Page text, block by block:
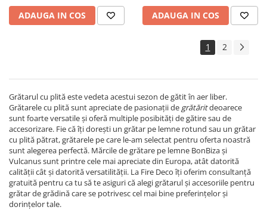
ADAUGA IN COS ADAUGA IN COS
1 2
Grătarul cu plită este vedeta acestui sezon de gătit în aer liber.
Grătarele cu plită sunt apreciate de pasionații de grătăritdeoarece
sunt foarte versatile și oferă multiple posibități de gătire sau de
accesorizare. Fie că îți dorești un grătar pe lemne rotund sau un grătar
cu plită pătrat, grătarele pe care le-am selectat pentru oferta noastră
sunt alegerea perfectă. Mărcile de grătare pe lemne BonBiza și
Vulcanus sunt printre cele mai apreciate din Europa, atât datorită
calității cât și datorită versatilității. La Fire Deco îți oferim consultanță
gratuită pentru ca tu să te asiguri că alegi grătarul și accesoriile pentru
grătar de grădină care se potrivesc cel mai bine preferințelor și
dorințelor tale.